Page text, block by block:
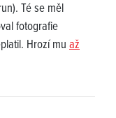
Té se měl
fotografie
Hrozí mu až